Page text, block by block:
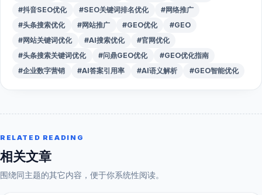
#抖音SEO优化
#SEO关键词排名优化
#网络推广
#头条搜索优化
#网站推广 #GEO优化
#GEO
#网站关键词优化
#AI搜索优化
#官网优化
#头条搜索关键词优化
#问鼎GEO优化
#GEO优化指南
#企业数字营销
#AI答案引用率 #AI语义解析 #GEO智能优化
RELATED READING
相关文章
围绕同主题的其它内容，便于你系统性阅读。